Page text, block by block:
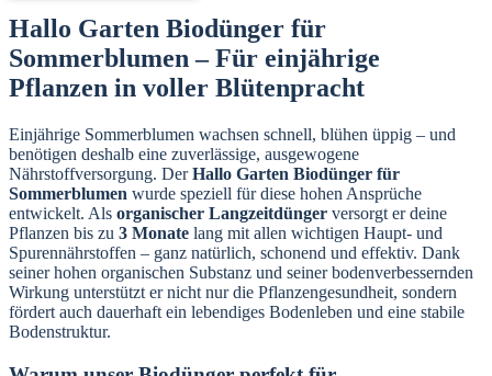
Hallo Garten Biodünger für
Sommerblumen – Für einjährige
Pflanzen in voller Blütenpracht
Einjährige Sommerblumen wachsen schnell, blühen üppig – und
benötigen deshalb eine zuverlässige, ausgewogene
Nährstoffversorgung. DerHallo Garten Biodünger für
Sommerblumen wurde speziell für diese hohen Ansprüche
entwickelt. Als organischer Langzeitdünger versorgt er deine
Pflanzen bis zu 3 Monate lang mit allen wichtigen Haupt- und
Spurennährstoffen – ganz natürlich, schonend und effektiv. Dank
seiner hohen organischen Substanz und seiner bodenverbessernden
Wirkung unterstützt er nicht nur die Pflanzengesundheit, sondern
fördert auch dauerhaft ein lebendiges Bodenleben und eine stabile
Bodenstruktur.